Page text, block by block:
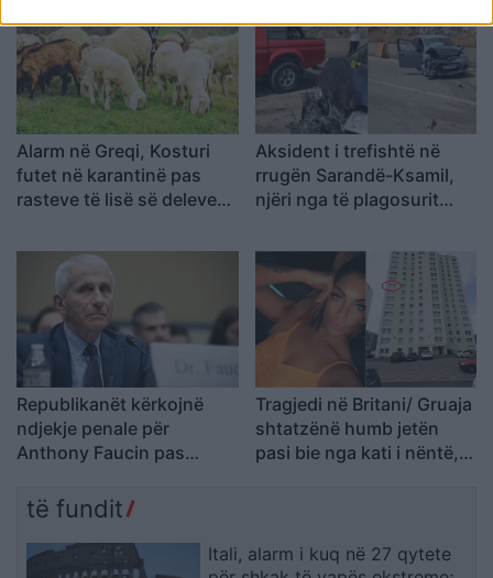
Alarm në Greqi, Kosturi
futet në karantinë pas
rasteve të lisë së deleve
lëvizja e bagëtive
Aksident i trefishtë në
rrugën Sarandë-Ksamil,
njëri nga të plagosurit
Traumës në Tiranë
Republikanët kërkojnë
ndjekje penale për
Anthony Faucin pas
Senatit
Tragjedi në Britani/ Gruaja
shtatzënë humb jetën
pasi bie nga kati i nëntë,
të fundit
Itali, alarm i kuq në 27 qytete